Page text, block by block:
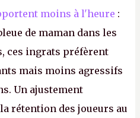
moins à l'heure :
de maman dans les
ces ingrats préfèrent
mais moins agressifs
Un ajustement
rétention des joueurs au